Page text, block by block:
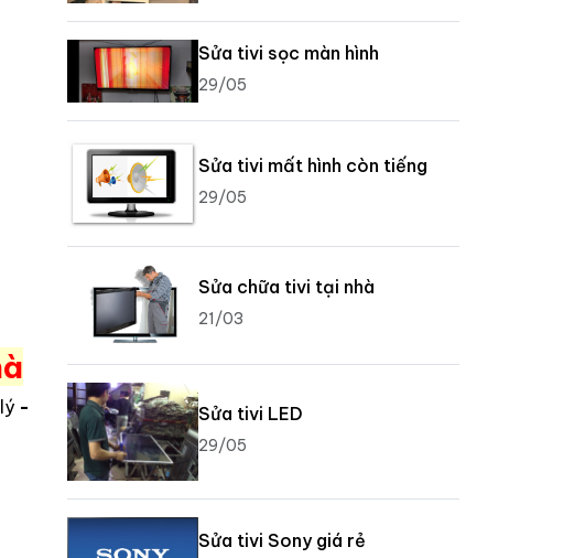
-
Sửa tivi sọc màn hình
29/05
Sửa tivi mất hình còn tiếng
29/05
Sửa chữa tivi tại nhà
21/03
Sửa tivi LED
29/05
Sửa tivi Sony giá rẻ